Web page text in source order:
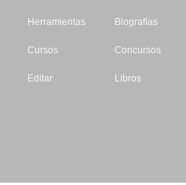
Herramientas
Cursos
Editar
Biografías
Concursos
Libros